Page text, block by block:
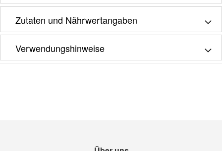
Zutaten und Nährwertangaben
Verwendungshinweise